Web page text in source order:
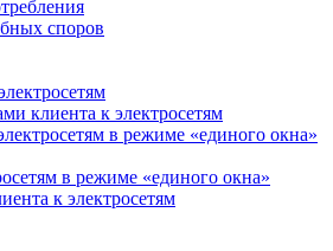
споров
клиента к электросетям
в режиме «единого окна»
в режиме «единого окна»
к электросетям